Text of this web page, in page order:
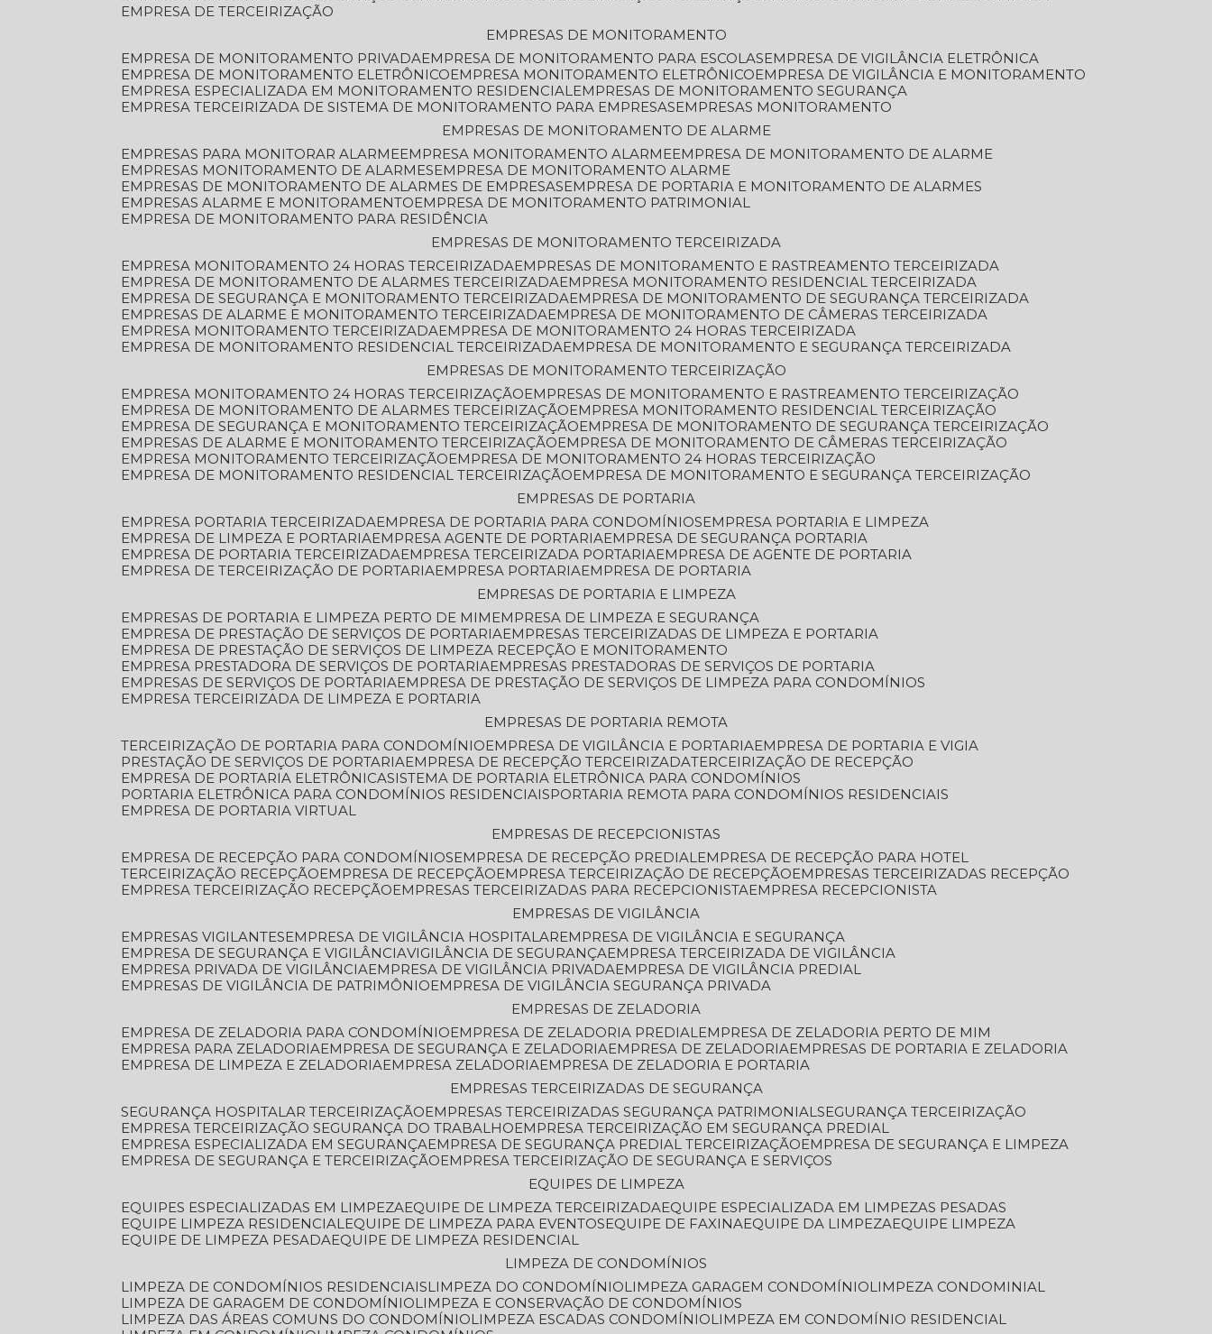
EMPRESA DE TERCEIRIZAÇÃO
EMPRESAS DE MONITORAMENTO
EMPRESA DE MONITORAMENTO PRIVADA
EMPRESA DE MONITORAMENTO PARA ESCOLAS
EMPRESA DE VIGILÂNCIA ELETRÔNICA
EMPRESA DE MONITORAMENTO ELETRÔNICO
EMPRESA MONITORAMENTO ELETRÔNICO
EMPRESA DE VIGILÂNCIA E MONITORAMENTO
EMPRESA ESPECIALIZADA EM MONITORAMENTO RESIDENCIAL
EMPRESAS DE MONITORAMENTO SEGURANÇA
EMPRESA TERCEIRIZADA DE SISTEMA DE MONITORAMENTO PARA EMPRESAS
EMPRESAS MONITORAMENTO
EMPRESAS DE MONITORAMENTO DE ALARME
EMPRESAS PARA MONITORAR ALARME
EMPRESA MONITORAMENTO ALARME
EMPRESA DE MONITORAMENTO DE ALARME
EMPRESAS MONITORAMENTO DE ALARMES
EMPRESA DE MONITORAMENTO ALARME
EMPRESAS DE MONITORAMENTO DE ALARMES DE EMPRESAS
EMPRESA DE PORTARIA E MONITORAMENTO DE ALARMES
EMPRESAS ALARME E MONITORAMENTO
EMPRESA DE MONITORAMENTO PATRIMONIAL
EMPRESA DE MONITORAMENTO PARA RESIDÊNCIA
EMPRESAS DE MONITORAMENTO TERCEIRIZADA
EMPRESA MONITORAMENTO 24 HORAS TERCEIRIZADA
EMPRESAS DE MONITORAMENTO E RASTREAMENTO TERCEIRIZADA
EMPRESA DE MONITORAMENTO DE ALARMES TERCEIRIZADA
EMPRESA MONITORAMENTO RESIDENCIAL TERCEIRIZADA
EMPRESA DE SEGURANÇA E MONITORAMENTO TERCEIRIZADA
EMPRESA DE MONITORAMENTO DE SEGURANÇA TERCEIRIZADA
EMPRESAS DE ALARME E MONITORAMENTO TERCEIRIZADA
EMPRESA DE MONITORAMENTO DE CÂMERAS TERCEIRIZADA
EMPRESA MONITORAMENTO TERCEIRIZADA
EMPRESA DE MONITORAMENTO 24 HORAS TERCEIRIZADA
EMPRESA DE MONITORAMENTO RESIDENCIAL TERCEIRIZADA
EMPRESA DE MONITORAMENTO E SEGURANÇA TERCEIRIZADA
EMPRESAS DE MONITORAMENTO TERCEIRIZAÇÃO
EMPRESA MONITORAMENTO 24 HORAS TERCEIRIZAÇÃO
EMPRESAS DE MONITORAMENTO E RASTREAMENTO TERCEIRIZAÇÃO
EMPRESA DE MONITORAMENTO DE ALARMES TERCEIRIZAÇÃO
EMPRESA MONITORAMENTO RESIDENCIAL TERCEIRIZAÇÃO
EMPRESA DE SEGURANÇA E MONITORAMENTO TERCEIRIZAÇÃO
EMPRESA DE MONITORAMENTO DE SEGURANÇA TERCEIRIZAÇÃO
EMPRESAS DE ALARME E MONITORAMENTO TERCEIRIZAÇÃO
EMPRESA DE MONITORAMENTO DE CÂMERAS TERCEIRIZAÇÃO
EMPRESA MONITORAMENTO TERCEIRIZAÇÃO
EMPRESA DE MONITORAMENTO 24 HORAS TERCEIRIZAÇÃO
EMPRESA DE MONITORAMENTO RESIDENCIAL TERCEIRIZAÇÃO
EMPRESA DE MONITORAMENTO E SEGURANÇA TERCEIRIZAÇÃO
EMPRESAS DE PORTARIA
EMPRESA PORTARIA TERCEIRIZADA
EMPRESA DE PORTARIA PARA CONDOMÍNIOS
EMPRESA PORTARIA E LIMPEZA
EMPRESA DE LIMPEZA E PORTARIA
EMPRESA AGENTE DE PORTARIA
EMPRESA DE SEGURANÇA PORTARIA
EMPRESA DE PORTARIA TERCEIRIZADA
EMPRESA TERCEIRIZADA PORTARIA
EMPRESA DE AGENTE DE PORTARIA
EMPRESA DE TERCEIRIZAÇÃO DE PORTARIA
EMPRESA PORTARIA
EMPRESA DE PORTARIA
EMPRESAS DE PORTARIA E LIMPEZA
EMPRESAS DE PORTARIA E LIMPEZA PERTO DE MIM
EMPRESA DE LIMPEZA E SEGURANÇA
EMPRESA DE PRESTAÇÃO DE SERVIÇOS DE PORTARIA
EMPRESAS TERCEIRIZADAS DE LIMPEZA E PORTARIA
EMPRESA DE PRESTAÇÃO DE SERVIÇOS DE LIMPEZA RECEPÇÃO E MONITORAMENTO
EMPRESA PRESTADORA DE SERVIÇOS DE PORTARIA
EMPRESAS PRESTADORAS DE SERVIÇOS DE PORTARIA
EMPRESAS DE SERVIÇOS DE PORTARIA
EMPRESA DE PRESTAÇÃO DE SERVIÇOS DE LIMPEZA PARA CONDOMÍNIOS
EMPRESA TERCEIRIZADA DE LIMPEZA E PORTARIA
EMPRESAS DE PORTARIA REMOTA
TERCEIRIZAÇÃO DE PORTARIA PARA CONDOMÍNIO
EMPRESA DE VIGILÂNCIA E PORTARIA
EMPRESA DE PORTARIA E VIGIA
PRESTAÇÃO DE SERVIÇOS DE PORTARIA
EMPRESA DE RECEPÇÃO TERCEIRIZADA TERCEIRIZAÇÃO DE RECEPÇÃO
EMPRESA DE PORTARIA ELETRÔNICA SISTEMA DE PORTARIA ELETRÔNICA PARA CONDOMÍNIOS
PORTARIA ELETRÔNICA PARA CONDOMÍNIOS RESIDENCIAIS
PORTARIA REMOTA PARA CONDOMÍNIOS RESIDENCIAIS
EMPRESA DE PORTARIA VIRTUAL
EMPRESAS DE RECEPCIONISTAS
EMPRESA DE RECEPÇÃO PARA CONDOMÍNIOS
EMPRESA DE RECEPÇÃO PREDIAL
EMPRESA DE RECEPÇÃO PARA HOTEL
TERCEIRIZAÇÃO RECEPÇÃO
EMPRESA DE RECEPÇÃO EMPRESA TERCEIRIZAÇÃO DE RECEPÇÃO
EMPRESAS TERCEIRIZADAS RECEPÇÃO
EMPRESA TERCEIRIZAÇÃO RECEPÇÃO
EMPRESAS TERCEIRIZADAS PARA RECEPCIONISTA
EMPRESA RECEPCIONISTA
EMPRESAS DE VIGILÂNCIA
EMPRESAS VIGILANTES
EMPRESA DE VIGILÂNCIA HOSPITALAR
EMPRESA DE VIGILÂNCIA E SEGURANÇA
EMPRESA DE SEGURANÇA E VIGILÂNCIA VIGILÂNCIA DE SEGURANÇA
EMPRESA TERCEIRIZADA DE VIGILÂNCIA
EMPRESA PRIVADA DE VIGILÂNCIA
EMPRESA DE VIGILÂNCIA PRIVADA
EMPRESA DE VIGILÂNCIA PREDIAL
EMPRESAS DE VIGILÂNCIA DE PATRIMÔNIO
EMPRESA DE VIGILÂNCIA SEGURANÇA PRIVADA
EMPRESAS DE ZELADORIA
EMPRESA DE ZELADORIA PARA CONDOMÍNIO
EMPRESA DE ZELADORIA PREDIAL
EMPRESA DE ZELADORIA PERTO DE MIM
EMPRESA PARA ZELADORIA
EMPRESA DE SEGURANÇA E ZELADORIA EMPRESA DE ZELADORIA
EMPRESAS DE PORTARIA E ZELADORIA
EMPRESA DE LIMPEZA E ZELADORIA
EMPRESA ZELADORIA
EMPRESA DE ZELADORIA E PORTARIA
EMPRESAS TERCEIRIZADAS DE SEGURANÇA
SEGURANÇA HOSPITALAR TERCEIRIZAÇÃO
EMPRESAS TERCEIRIZADAS SEGURANÇA PATRIMONIAL SEGURANÇA TERCEIRIZAÇÃO
EMPRESA TERCEIRIZAÇÃO SEGURANÇA DO TRABALHO
EMPRESA TERCEIRIZAÇÃO EM SEGURANÇA PREDIAL
EMPRESA ESPECIALIZADA EM SEGURANÇA
EMPRESA DE SEGURANÇA PREDIAL TERCEIRIZAÇÃO
EMPRESA DE SEGURANÇA E LIMPEZA
EMPRESA DE SEGURANÇA E TERCEIRIZAÇÃO
EMPRESA TERCEIRIZAÇÃO DE SEGURANÇA E SERVIÇOS
EQUIPES DE LIMPEZA
EQUIPES ESPECIALIZADAS EM LIMPEZA EQUIPE DE LIMPEZA TERCEIRIZADA EQUIPE ESPECIALIZADA EM LIMPEZAS PESADAS
EQUIPE LIMPEZA RESIDENCIAL EQUIPE DE LIMPEZA PARA EVENTOS EQUIPE DE FAXINA EQUIPE DA LIMPEZA EQUIPE LIMPEZA
EQUIPE DE LIMPEZA PESADA EQUIPE DE LIMPEZA RESIDENCIAL
LIMPEZA DE CONDOMÍNIOS
LIMPEZA DE CONDOMÍNIOS RESIDENCIAIS
LIMPEZA DO CONDOMÍNIO LIMPEZA GARAGEM CONDOMÍNIO
LIMPEZA CONDOMINIAL
LIMPEZA DE GARAGEM DE CONDOMÍNIO
LIMPEZA E CONSERVAÇÃO DE CONDOMÍNIOS
LIMPEZA DAS ÁREAS COMUNS DO CONDOMÍNIO
LIMPEZA ESCADAS CONDOMÍNIO
LIMPEZA EM CONDOMÍNIO RESIDENCIAL